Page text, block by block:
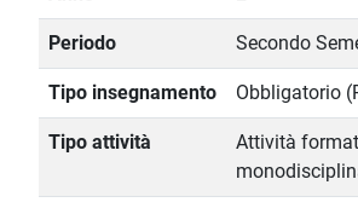
Periodo Secondo
Tipo insegnamento Obbligatorio
Tipo attività
Attività